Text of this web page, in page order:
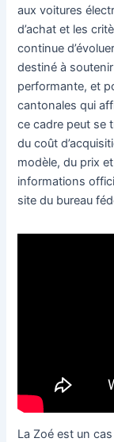
aux voitures
d’achat et les
continue
destiné à
performante, et
cantonales qui
ce cadre peut se
du coût
modèle, du prix
informations
site du bureau
La Zoé est un